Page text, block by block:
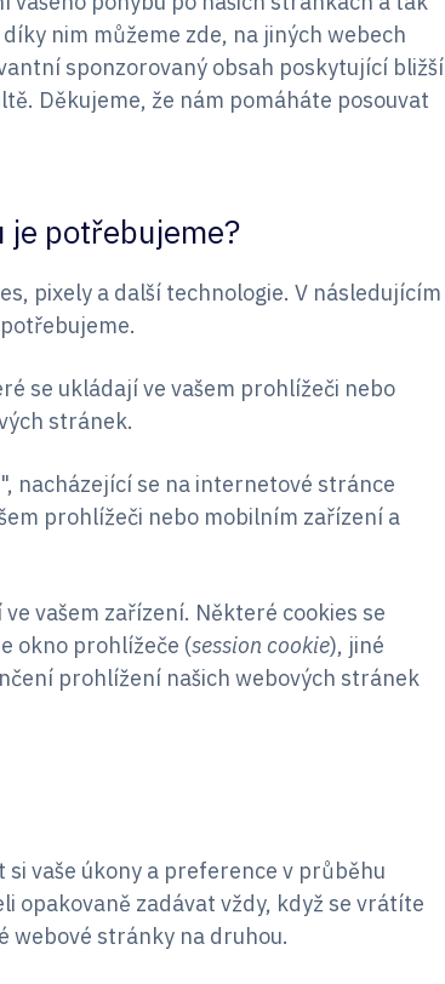
nim můžeme zde, na jiných webech
sponzorovaný obsah poskytující bližší
Děkujeme, že nám pomáháte posouvat
je potřebujeme?
pixely a další technologie. V následujícím
se ukládají ve vašem prohlížeči nebo
stránek.
nacházející se na internetové stránce
prohlížeči nebo mobilním zařízení a
vašem zařízení. Některé cookies se
okno prohlížeče (session cookie), jiné
prohlížení našich webových stránek
vaše úkony a preference v průběhu
opakovaně zadávat vždy, když se vrátíte
webové stránky na druhou.